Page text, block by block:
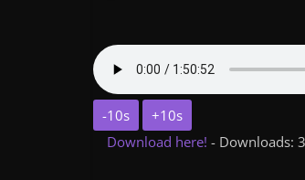
-10s
+10s
Download here! - Downloads: